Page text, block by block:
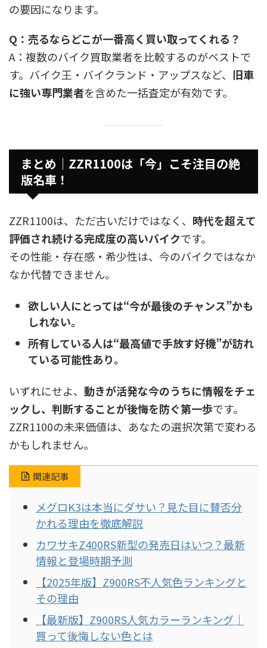
の要因になります。
Q：売るならどこが一番高く買い取ってくれる？
A：複数のバイク買取業者を比較するのがベストで
す。バイク王・バイクランド・アップスなど、 旧車
に強い専門業者を含めた一括査定が有効です。
まとめ｜ZZR1100は「今」こそ注目の絶
版名車！
ZZR1100は、ただ古いだけではなく、 時代を超えて
評価され続ける完成度の高いバイクです。
その性能・存在感・希少性は、今のバイクではなか
なか代替できません。
欲しい人にとっては“今が最後のチャンス”かも
しれない。
所有している人は“最高値で手放す好機”が訪れ
ている可能性あり。
いずれにせよ、 動きが活発な今のうちに情報をチェ
ックし、判断することが後悔を防ぐ第一歩です。
ZZR1100の未来価値は、あなたの選択次第で変わる
かもしれません。
関連記事
メグロK3は本当にダサい？見た目に賛否分
かれる理由を徹底解説
カワサキZ400RS新型の発売日はいつ？最新
情報と登場時期予測
【2025年版】Z900RS不人気色ランキングと
その理由
【最新版】Z900RS人気カラーランキング｜
買って後悔しない色とは